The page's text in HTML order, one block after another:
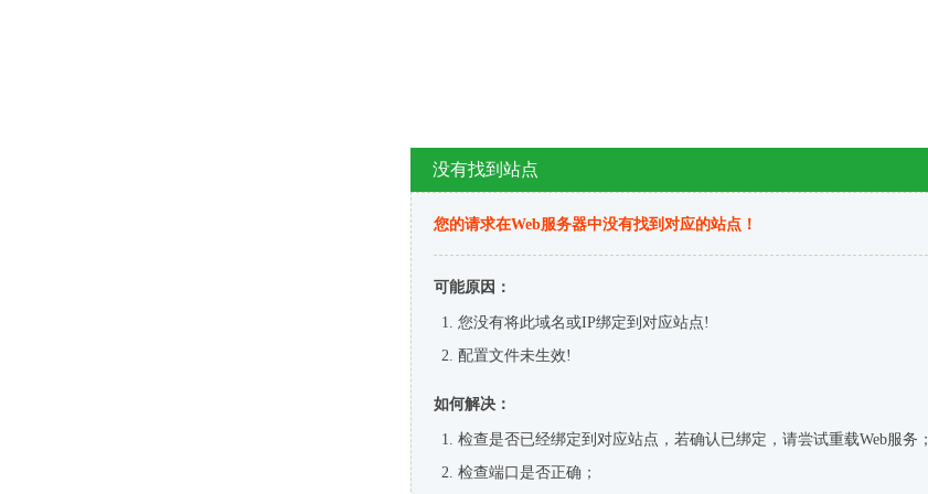
没有找到站点
您的请求在Web服务器中没有找到对应的站点！
可能原因：
您没有将此域名或IP绑定到对应站点!
配置文件未生效!
如何解决：
检查是否已经绑定到对应站点，若确认已绑定，请尝试重载Web服务；
检查端口是否正确；